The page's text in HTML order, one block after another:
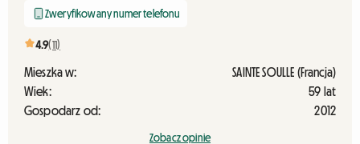
Zweryfikowany numer telefonu
4.9(11)
Mieszka w:
SAINTE SOULLE (Francja)
Wiek:
59 lat
Gospodarz od:
2012
Zobacz opinie